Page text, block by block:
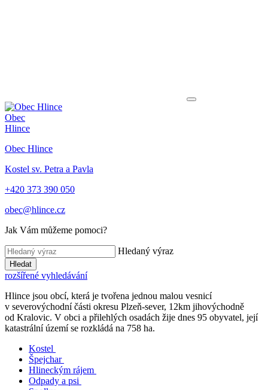
Obec
Hlince
Obec Hlince
Kostel sv. Petra a Pavla
+420 373 390 050
obec@hlince.cz
Jak Vám můžeme pomoci?
Hledaný výraz
Hledat
rozšířené vyhledávání
Hlince jsou obcí, která je tvořena jednou malou vesnicí
v severovýchodní části okresu Plzeň-sever, 12km jihovýchodně
od Kralovic. V obci a přilehlých osadách žije dnes 95 obyvatel, její
katastrální území se rozkládá na 758 ha.
Kostel
Špejchar
Hlineckým rájem
Odpady a psi